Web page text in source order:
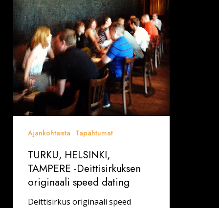
Deittisirkuksen
originaali
speed
dating
Ajankohtaista Tapahtumat
TURKU, HELSINKI,
TAMPERE -Deittisirkuksen
originaali speed dating
Deittisirkus originaali speed